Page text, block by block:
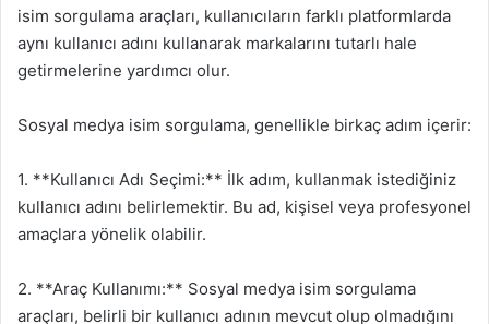
isim sorgulama araçları, kullanıcıların farklı platformlarda
aynı kullanıcı adını kullanarak markalarını tutarlı hale
getirmelerine yardımcı olur.
Sosyal medya isim sorgulama, genellikle birkaç adım içerir:
1. **Kullanıcı Adı Seçimi:** İlk adım, kullanmak istediğiniz
kullanıcı adını belirlemektir. Bu ad, kişisel veya profesyonel
amaçlara yönelik olabilir.
2. **Araç Kullanımı:** Sosyal medya isim sorgulama
araçları, belirli bir kullanıcı adının mevcut olup olmadığını